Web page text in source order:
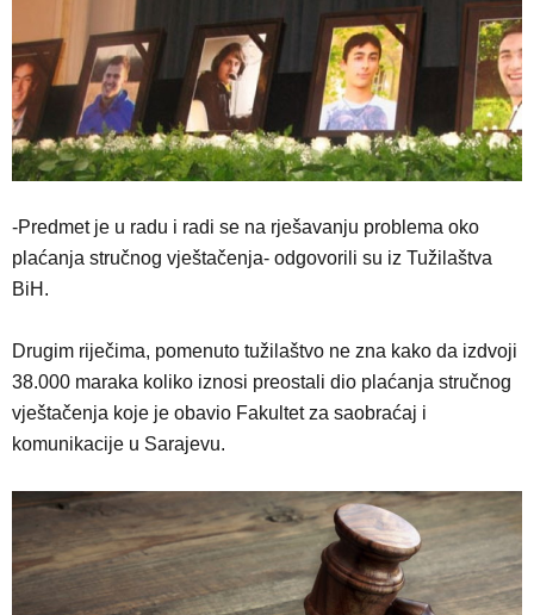
-Predmet je u radu i radi se na rješavanju problema oko
plaćanja stručnog vještačenja- odgovorili su iz Tužilaštva
BiH.
Drugim riječima, pomenuto tužilaštvo ne zna kako da izdvoji
38.000 maraka koliko iznosi preostali dio plaćanja stručnog
vještačenja koje je obavio Fakultet za saobraćaj i
komunikacije u Sarajevu.